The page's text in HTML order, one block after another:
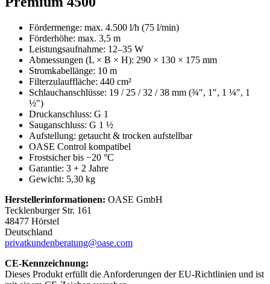
Fördermenge: max. 4.500 l/h (75 l/min)
Förderhöhe: max. 3,5 m
Leistungsaufnahme: 12–35 W
Abmessungen (L × B × H): 290 × 130 × 175 mm
Stromkabellänge: 10 m
Filterzulauffläche: 440 cm²
Schlauchanschlüsse: 19 / 25 / 32 / 38 mm (¾", 1", 1 ¼", 1
½")
Druckanschluss: G 1
Sauganschluss: G 1 ½
Aufstellung: getaucht & trocken aufstellbar
OASE Control kompatibel
Frostsicher bis −20 °C
Garantie: 3 + 2 Jahre
Gewicht: 5,30 kg
Herstellerinformationen: OASE GmbH
Tecklenburger Str. 161
48477 Hörstel
Deutschland
privatkundenberatung@oase.com
CE-Kennzeichnung:
Dieses Produkt erfüllt die Anforderungen der EU-Richtlinien und ist